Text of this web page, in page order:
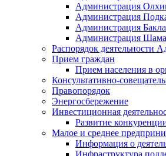
Администрация
Администрация
Администрация
Администрация
Распорядок деятельности
Прием граждан
Прием населения в
Консультативно-
Правопорядок
Энергосбережение
Инвестиционная
Развитие
Малое и среднее
Информация о
Инфраструктура